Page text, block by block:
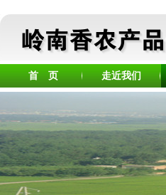
首 页 走近我们